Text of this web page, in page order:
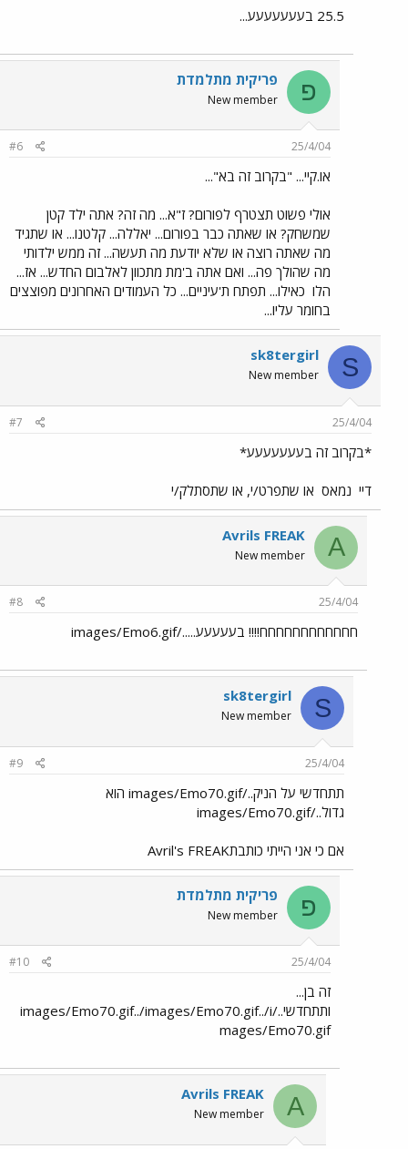
25.5 בעעעעעעע...
פ פריקית מתלמדת
New member
25/4/04
#6
או.קיי... "בקרוב זה בא"...
אולי פשוט תצטרף לפורום? ז"א... מה זה? אתה ילד קטן
שמשחק? או שאתה כבר בפורום... יאללה... קלטנו... או שתגיד
מה שאתה רוצה או שלא יודעת מה תעשה... זה ממש ילדותי
מה שהולך פה... ואם אתה ב'מת מתכוון לאלבום החדש... אז...
הלו כאילו... תפתח ת'עיניים... כל העמודים האחרונים מפוצצים
בחומר עליו...
S
sk8tergirl
New member
25/4/04
#7
*בקרוב זה בעעעעעעע*
דיי נמאס או שתפרט/י, או שתסתלק/י
A
Avrils FREAK
New member
25/4/04
#8
חחחחחחחחחחחח!!!! בעעעעע...../images/Emo6.gif
S
sk8tergirl
New member
25/4/04
#9
תתחדשי על הניק../images/Emo70.gif הוא
גדול../images/Emo70.gif
אם כי אני הייתי כותבתAvril's FREAK
פ פריקית מתלמדת
New member
25/4/04
#10
זה בן...
ותתחדשי../images/Emo70.gif../images/Emo70.gif../i
mages/Emo70.gif
A
Avrils FREAK
New member